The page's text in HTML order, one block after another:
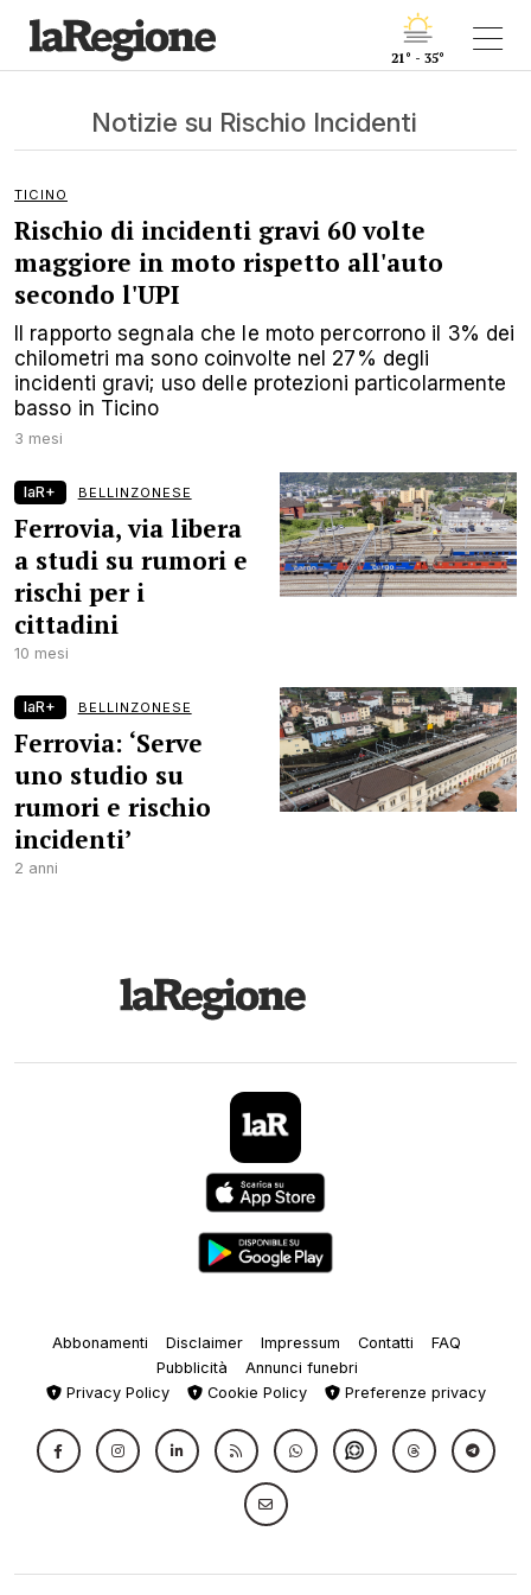
21° - 35°
Notizie su Rischio Incidenti
TICINO
Rischio di incidenti gravi 60 volte
maggiore in moto rispetto all'auto
secondo l'UPI
Il rapporto segnala che le moto percorrono il 3% dei
chilometri ma sono coinvolte nel 27% degli
incidenti gravi; uso delle protezioni particolarmente
basso in Ticino
3 mesi
laR+ BELLINZONESE
Ferrovia, via libera
a studi su rumori e
rischi per i
cittadini
10 mesi
laR+ BELLINZONESE
Ferrovia: ‘Serve
uno studio su
rumori e rischio
incidenti’
2 anni
Abbonamenti Disclaimer Impressum Contatti
FAQ
Pubblicità
Annunci funebri
Privacy Policy
Cookie Policy Preferenze privacy